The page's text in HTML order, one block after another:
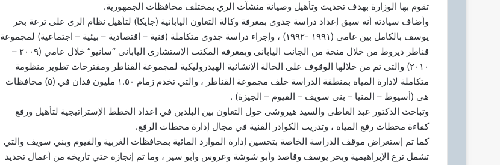
تقوم بها الوزارة بهدف تحديث وتأهيل وصيانة منشآت الري بمختلف محافظات الجمهورية.
وأضاف سيادته أنه سبق إعداد دراسة جدوى بمعرفة وكالة التعاون اليابانية (جايكا) لتأهيل نظام الرى على ترعة بحر
يوسف بالكامل بين عامى (١٩٩١ -١٩٩٢) ، وإجراء دراسة جدوى متكاملة (فنية – اقتصادية – بيئية – اجتماعية) لمجموعة
قناطر ديروط من خلال منحة من الجانب اليابانى وبمعرفه المكتب الإستشارى اليابانى “سانيو” خلال عامي (٢٠٠٩ –
٢٠١٠) والتى تم من خلالها الوقوف على الحالة الإنشائية الهيدروليكية لمجموعة القناطر ومقترحات تطوير منظومة
متكاملة لإدارة المياه بمنطقة الدراسة خلف مجموعة القناطر ، والتي تخدم زمام ١.٥٠ مليون فدان في (٥) محافظات
هى (أسيوط – المنيا – بنى سويف – الفيوم – الجيزة) .
وتباحث الدكتور عبد العاطى والسيد هيروشى حول التعاون بين البلدين في اعداد الخطط الإستراتيجية لتأهيل ورفع
كفاءة محطات رفع المياه ، وتدريب الكوادر الفنية في مجال إدارة محطات الرفع.
كما تم إستعراض موقف الدراسة الخاصة بتحسين إدارة الموارد المائية بمحافظات الغربية والفيوم وبني سويف والتي
تشمل ترع الإبراهيمية وبحر يوسف وقاصد وأبو شوشة وعروس وأبو سير ، وما تم إنجازه حتي تاريخه من أعمال تحديد